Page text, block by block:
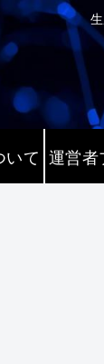
いて 運営者